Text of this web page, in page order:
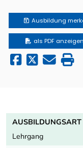
Ausbildung
als PDF anzeigen
AUSBILDUNGSART
Lehrgang